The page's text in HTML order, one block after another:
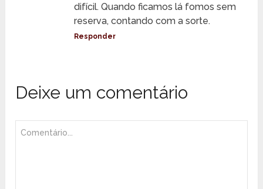
difícil. Quando ficamos lá fomos sem
reserva, contando com a sorte.
Responder
Deixe um comentário